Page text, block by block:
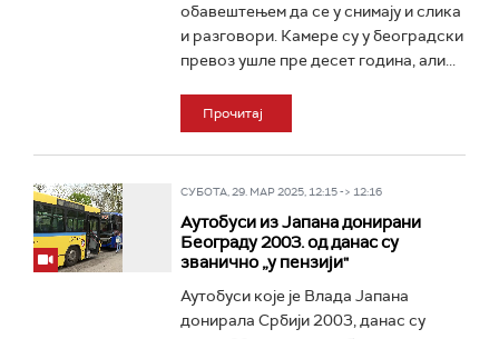
обавештењем да се у снимају и слика
и разговори. Камере су у београдски
превоз ушле пре десет година, али...
Прочитај
СУБОТА, 29. МАР 2025, 12:15 -> 12:16
Аутобуси из Јапана донирани
Београду 2003. од данас су
званично „у пензији"
Аутобуси које је Влада Јапана
донирала Србији 2003, данас су